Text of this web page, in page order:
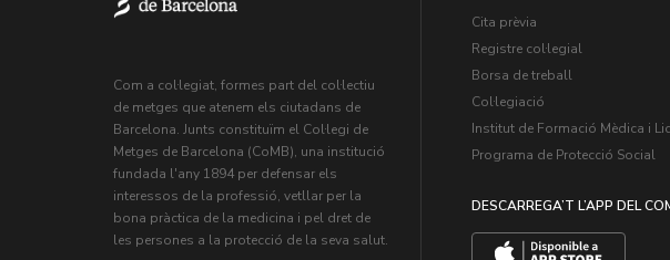
Com a col·legiat, formes part del col·lectiu
de metges que atenem els ciutadans de
Barcelona. Junts constituïm el Col·legi de
Metges de Barcelona (CoMB), una institució
fundada l'any 1894 per defensar els
interessos de la professió, vetllar per la
bona pràctica de la medicina i pel dret de
les persones a la protecció de la seva salut.
Cita prèvia
Registre col·legial
Borsa de treball
Col·legiació
Institut de Formació Mèdica i
Programa de Protecció Social
DESCARREGA’T L’APP DEL